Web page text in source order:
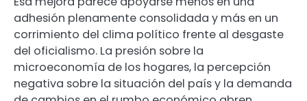
adhesión plenamente consolidada y más en un
corrimiento del clima político frente al desgaste
del oficialismo. La presión sobre la
microeconomía de los hogares, la percepción
negativa sobre la situación del país y la demanda